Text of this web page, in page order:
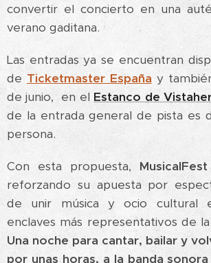
convertir el concierto en una
verano gaditana.
Las entradas ya se encuentran
de Ticketmaster España y
de junio, en el Estanco de
de la entrada general de pista es
persona.
Con esta propuesta,
reforzando su apuesta por
de unir música y ocio cultural
enclaves más representativos de
Una noche para cantar, bailar y
por unas horas, a la banda